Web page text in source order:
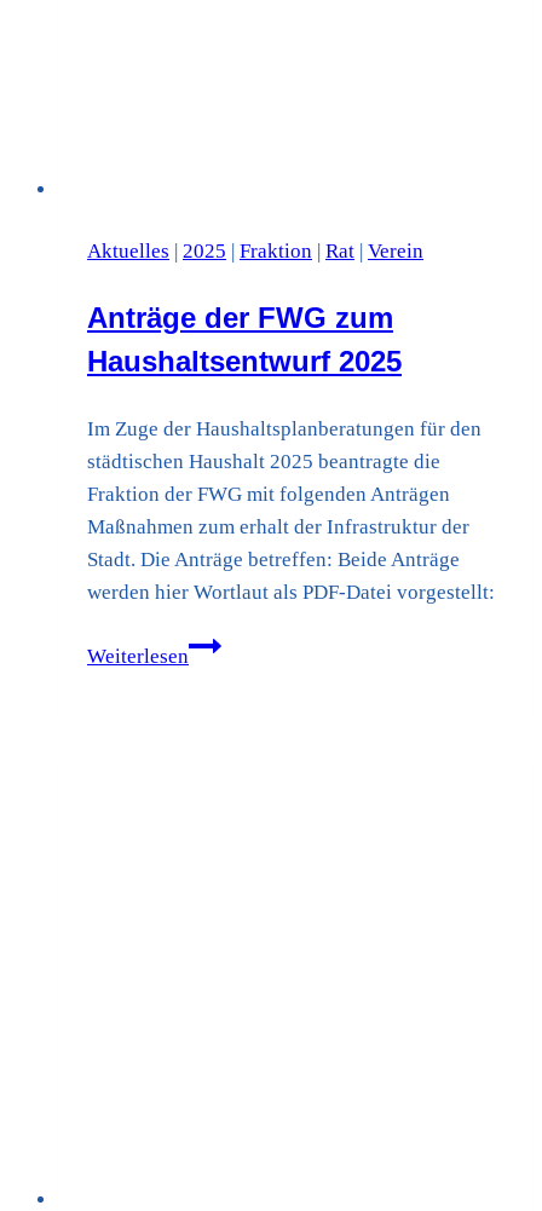
Aktuelles | 2025 | Fraktion | Rat | Verein
Anträge der FWG zum
Haushaltsentwurf 2025
Im Zuge der Haushaltsplanberatungen für den
städtischen Haushalt 2025 beantragte die
Fraktion der FWG mit folgenden Anträgen
Maßnahmen zum erhalt der Infrastruktur der
Stadt. Die Anträge betreffen: Beide Anträge
werden hier Wortlaut als PDF-Datei vorgestellt:
Weiterlesen
Anträge